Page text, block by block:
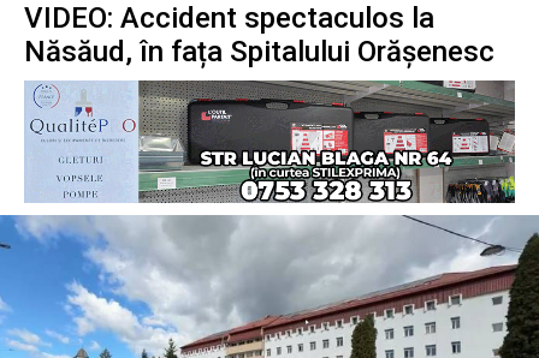
VIDEO: Accident spectaculos la
Năsăud, în fața Spitalului Orășenesc